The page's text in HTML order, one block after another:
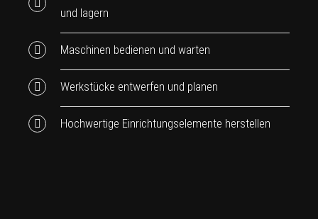
und lagern
Maschinen bedienen und warten
Werkstücke entwerfen und planen
Hochwertige Einrichtungselemente herstellen